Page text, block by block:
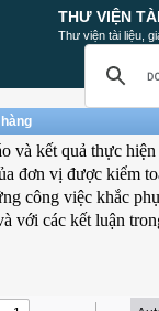
THƯ VIỆN
Thư viện tài liệu,
và kết quả thực
đơn vị được kiểm
công việc khắc
với các kết luận